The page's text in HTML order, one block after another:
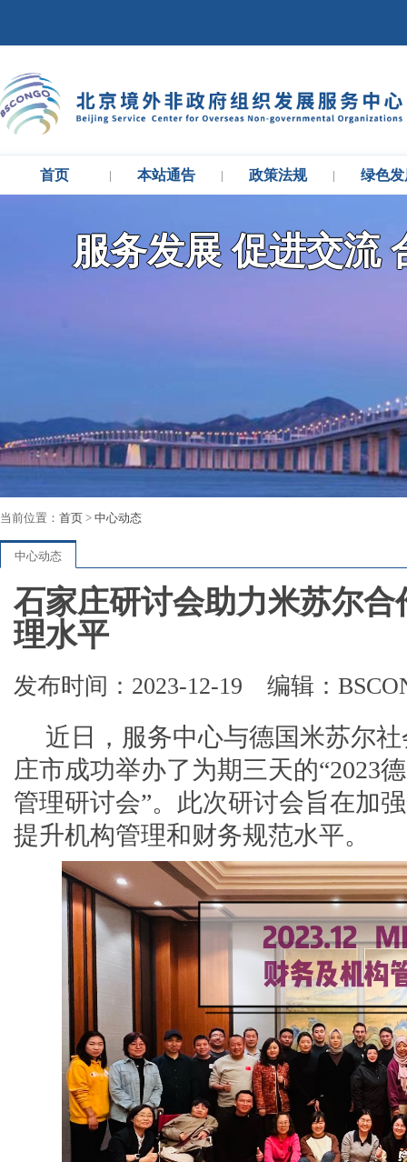
首页 | 本站通告 | 政策法规 | 绿色发
服务发展 促进交流
当前位置： 首页 > 中心动态
中心动态
石家庄研讨会助力米苏尔
理水平
发布时间：2023-12-19 编辑：
近日，服务中心与德国米苏尔社
庄市成功举办了为期三天的“2023
管理研讨会”。此次研讨会旨在加
提升机构管理和财务规范水平。